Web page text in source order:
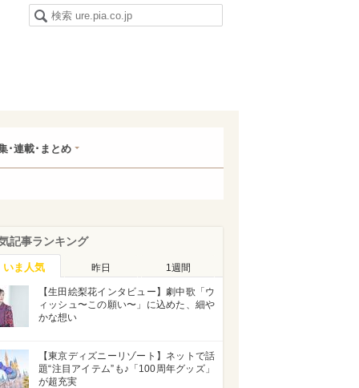
･連載･まとめ
記事ランキング
いま人気 昨日 1週間
【生田絵梨花インタビュー】劇中歌「ウ
ィッシュ〜この願い〜」に込めた、細や
かな想い
【東京ディズニーリゾート】ネットで話
題“注目アイテム”も♪「100周年グッズ」
が超充実